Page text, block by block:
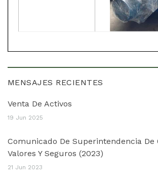
MENSAJES RECIENTES
Venta De Activos
19 Jun 2025
Comunicado De Superintendencia De
Valores Y Seguros (2023)
21 Jun 2023